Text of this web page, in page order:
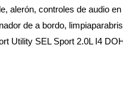
alerón, controles de audio
de a bordo,
Utility SEL Sport 2.0L I4